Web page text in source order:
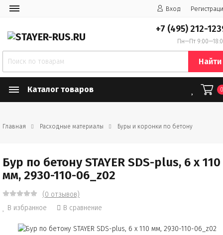
Вход
+7 (495) 212-
Пн—Пт
Найти
Каталог товаров
Главная Расходные материалы Буры и коронки по бетону
Бур по бетону STAYER SDS-plus, 6 x 110
мм, 2930-110-06_z02
(0 отзывов)
В избранное
В сравнение